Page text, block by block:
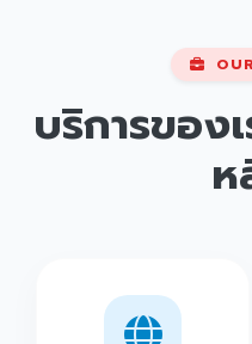
บริการของ
ห